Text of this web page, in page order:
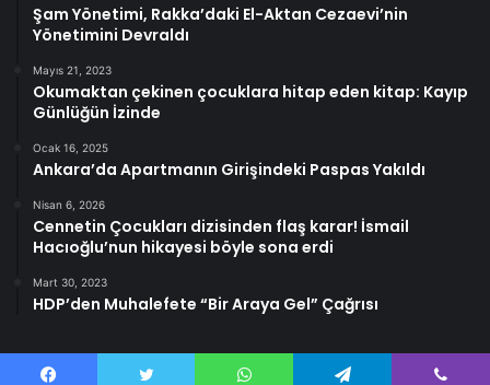
Şam Yönetimi, Rakka’daki El-Aktan Cezaevi’nin
Yönetimini Devraldı
Mayıs 21, 2023
Okumaktan çekinen çocuklara hitap eden kitap: Kayıp
Günlüğün İzinde
Ocak 16, 2025
Ankara’da Apartmanın Girişindeki Paspas Yakıldı
Nisan 6, 2026
Cennetin Çocukları dizisinden flaş karar! İsmail
Hacıoğlu’nun hikayesi böyle sona erdi
Mart 30, 2023
HDP’den Muhalefete “Bir Araya Gel” Çağrısı